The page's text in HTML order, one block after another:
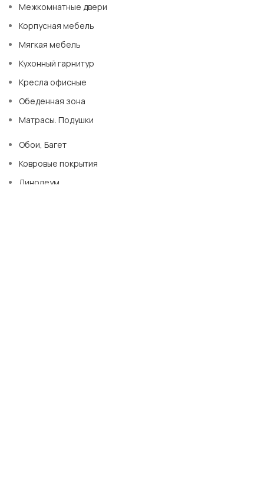
Межкомнатные двери
Корпусная мебель
Мягкая мебель
Кухонный гарнитур
Кресла офисные
Обеденная зона
Матрасы. Подушки
Обои, Багет
Ковровые покрытия
Линолеум